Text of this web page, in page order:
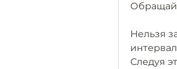
Нельзя
Следуя